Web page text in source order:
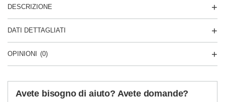
DESCRIZIONE
DATI DETTAGLIATI
OPINIONI (0)
Avete bisogno di aiuto? Avete domande?